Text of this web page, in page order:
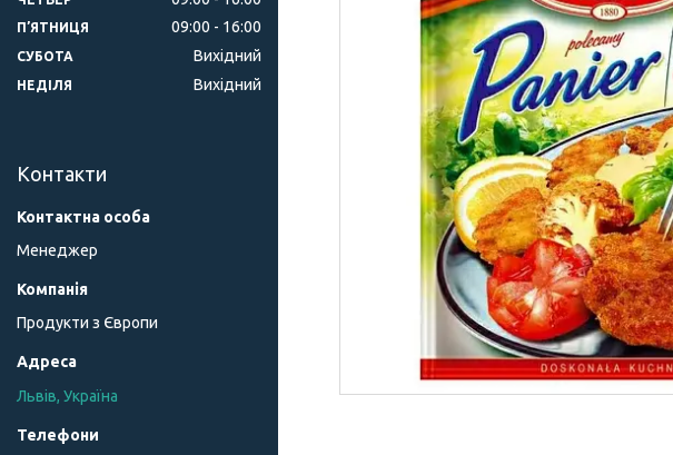
ПʼЯТНИЦЯ 09:00 16:00
СУБОТА Вихідний
НЕДІЛЯ Вихідний
Контакти
Менеджер
Продукти з Європи
Львів, Україна